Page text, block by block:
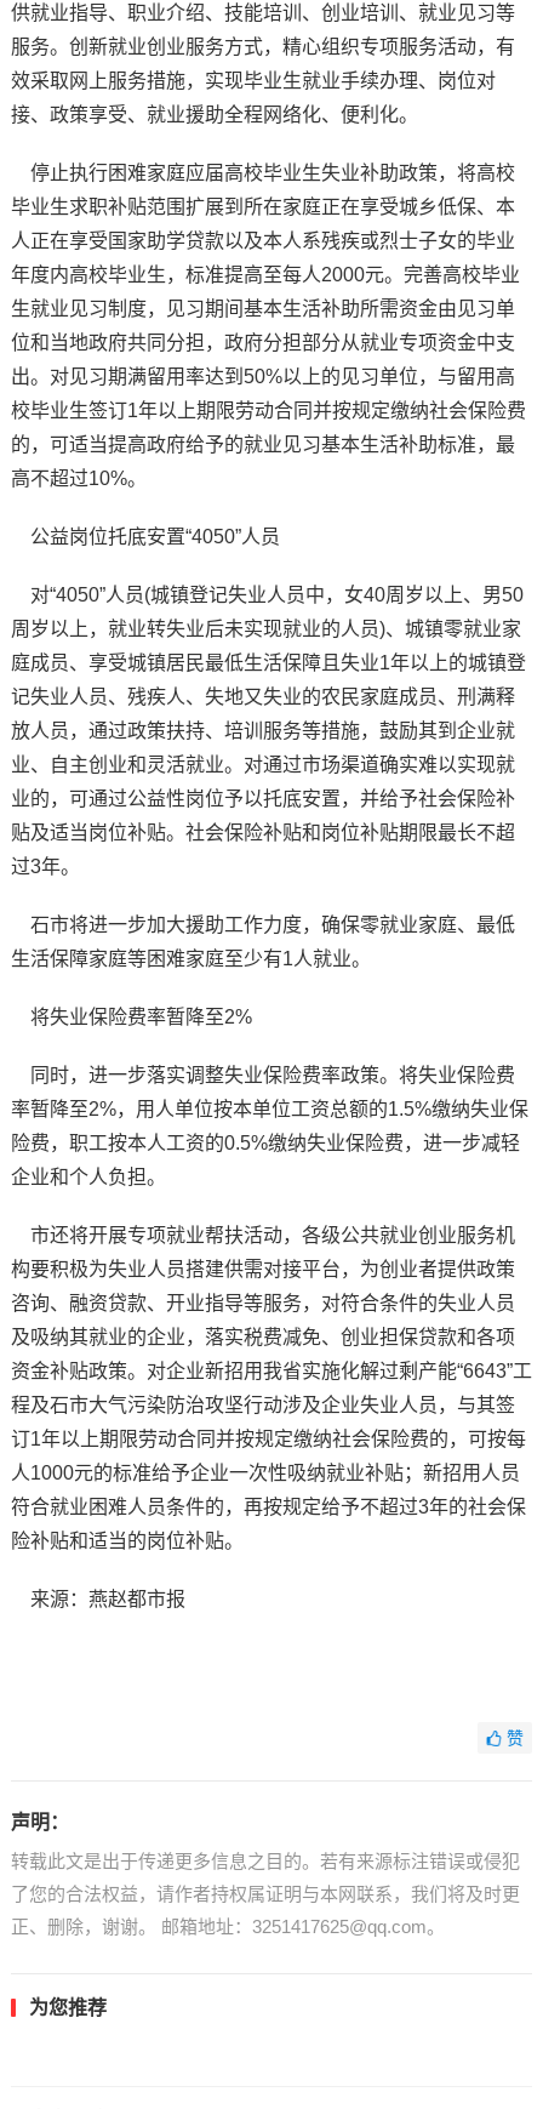
供就业指导、职业介绍、技能培训、创业培训、就业见习等
服务。创新就业创业服务方式，精心组织专项服务活动，有
效采取网上服务措施，实现毕业生就业手续办理、岗位对
接、政策享受、就业援助全程网络化、便利化。
停止执行困难家庭应届高校毕业生失业补助政策，将高校
毕业生求职补贴范围扩展到所在家庭正在享受城乡低保、本
人正在享受国家助学贷款以及本人系残疾或烈士子女的毕业
年度内高校毕业生，标准提高至每人2000元。完善高校毕业
生就业见习制度，见习期间基本生活补助所需资金由见习单
位和当地政府共同分担，政府分担部分从就业专项资金中支
出。对见习期满留用率达到50%以上的见习单位，与留用高
校毕业生签订1年以上期限劳动合同并按规定缴纳社会保险费
的，可适当提高政府给予的就业见习基本生活补助标准，最
高不超过10%。
公益岗位托底安置“4050”人员
对“4050”人员(城镇登记失业人员中，女40周岁以上、男50
周岁以上，就业转失业后未实现就业的人员)、城镇零就业家
庭成员、享受城镇居民最低生活保障且失业1年以上的城镇登
记失业人员、残疾人、失地又失业的农民家庭成员、刑满释
放人员，通过政策扶持、培训服务等措施，鼓励其到企业就
业、自主创业和灵活就业。对通过市场渠道确实难以实现就
业的，可通过公益性岗位予以托底安置，并给予社会保险补
贴及适当岗位补贴。社会保险补贴和岗位补贴期限最长不超
过3年。
石市将进一步加大援助工作力度，确保零就业家庭、最低
生活保障家庭等困难家庭至少有1人就业。
将失业保险费率暂降至2%
同时，进一步落实调整失业保险费率政策。将失业保险费
率暂降至2%，用人单位按本单位工资总额的1.5%缴纳失业保
险费，职工按本人工资的0.5%缴纳失业保险费，进一步减轻
企业和个人负担。
市还将开展专项就业帮扶活动，各级公共就业创业服务机
构要积极为失业人员搭建供需对接平台，为创业者提供政策
咨询、融资贷款、开业指导等服务，对符合条件的失业人员
及吸纳其就业的企业，落实税费减免、创业担保贷款和各项
资金补贴政策。对企业新招用我省实施化解过剩产能“6643”工
程及石市大气污染防治攻坚行动涉及企业失业人员，与其签
订1年以上期限劳动合同并按规定缴纳社会保险费的，可按每
人1000元的标准给予企业一次性吸纳就业补贴；新招用人员
符合就业困难人员条件的，再按规定给予不超过3年的社会保
险补贴和适当的岗位补贴。
来源：燕赵都市报
赞
声明：
转载此文是出于传递更多信息之目的。若有来源标注错误或侵犯
了您的合法权益，请作者持权属证明与本网联系，我们将及时更
正、删除，谢谢。 邮箱地址：3251417625@qq.com。
为您推荐